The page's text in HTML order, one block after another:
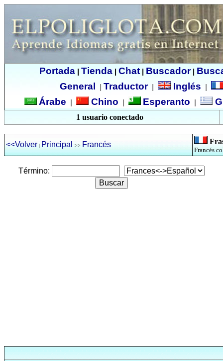
Portada| Tienda| Chat| Buscador|
General
Traductor| Inglés
Árabe Chino Esperanto
1 usuario conectado
<<Volver | Principal >> Francés
Francés
Término: